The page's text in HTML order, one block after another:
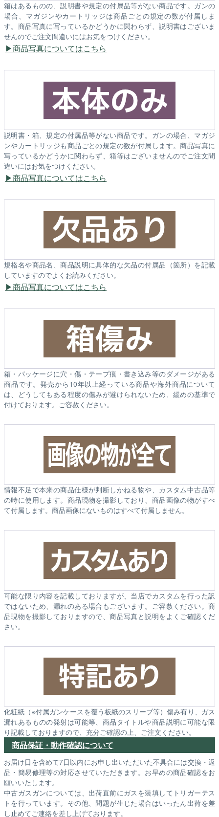
箱はあるものの、説明書や規定の付属品等がない商品です。ガンの
場合、マガジンやカートリッジは商品ごとの規定の数が付属しま
す。商品写真に写っているかどうかに関わらず、説明書はございま
せんのでご注文間違いにはお気をつけください。
商品写真についてはこちら
説明書・箱、規定の付属品等がない商品です。ガンの場合、マガジ
ンやカートリッジも商品ごとの規定の数が付属します。商品写真に
写っているかどうかに関わらず、箱等はございませんのでご注文間
違いにはお気をつけください。
商品写真についてはこちら
規格名や商品名、商品説明に具体的な欠品の付属品（箇所）を記載
していますのでよくお読みください。
商品写真についてはこちら
箱・パッケージに穴・傷・テープ痕・書き込み等のダメージがある
商品です。発売から10年以上経っている商品や海外商品について
は、どうしてもある程度の傷みが避けられないため、緩めの基準で
付けております。ご容赦ください。
情報不足で本来の商品仕様が判断しかねる物や、カスタム中古品等
の時に使用します。商品現物を撮影しており、商品画像の物がすべ
て付属します。商品画像にないものはすべて付属しません。
可能な限り内容を記載しておりますが、当店でカスタムを行った訳
ではないため、漏れのある場合もございます。ご容赦ください。商
品現物を撮影しておりますので、商品写真と説明をよくご確認くだ
さい。
化粧紙（※付属ガンケースを覆う板紙のスリーブ等）傷み有り、ガス
漏れあるものの発射は可能等、商品タイトルや商品説明に可能な限
り記載しておりますので、充分ご確認の上、ご注文ください。
商品保証・動作確認について
お届け日を含めて7日以内にお申し出いただいた不具合には交換・返
品・簡易修理等の対応させていただきます。お早めの商品確認をお
願いいたします。
中古ガスガンについては、出荷直前にガスを装填してトリガーテス
トを行っています。その他、問題が生じた場合はいったん出荷を差
し止めてご連絡を差し上げております。